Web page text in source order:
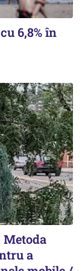
6,8% în
Metoda
a